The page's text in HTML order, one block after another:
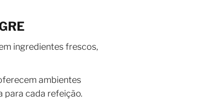
ingredientes frescos,
ambientes
cada refeição.